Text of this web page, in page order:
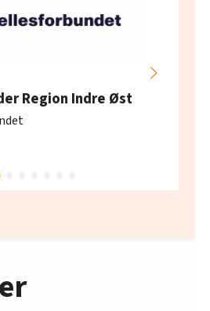
Region Indre Øst